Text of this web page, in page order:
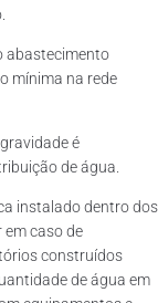
abastecimento
mínima na rede
é
de água.
instalado dentro dos
em caso de
construídos
de água em